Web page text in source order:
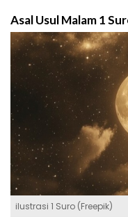
Asal Usul Malam 1
ilustrasi 1 Suro (Freepik)